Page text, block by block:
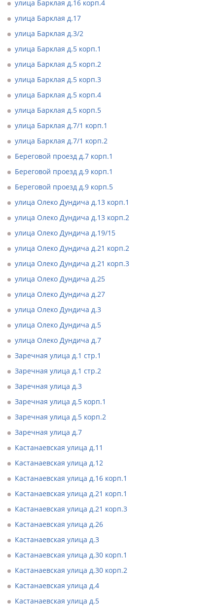
улица Барклая д.16 корп.4
улица Барклая д.17
улица Барклая д.3/2
улица Барклая д.5 корп.1
улица Барклая д.5 корп.2
улица Барклая д.5 корп.3
улица Барклая д.5 корп.4
улица Барклая д.5 корп.5
улица Барклая д.7/1 корп.1
улица Барклая д.7/1 корп.2
Береговой проезд д.7 корп.1
Береговой проезд д.9 корп.1
Береговой проезд д.9 корп.5
улица Олеко Дундича д.13 корп.1
улица Олеко Дундича д.13 корп.2
улица Олеко Дундича д.19/15
улица Олеко Дундича д.21 корп.2
улица Олеко Дундича д.21 корп.3
улица Олеко Дундича д.25
улица Олеко Дундича д.27
улица Олеко Дундича д.3
улица Олеко Дундича д.5
улица Олеко Дундича д.7
Заречная улица д.1 стр.1
Заречная улица д.1 стр.2
Заречная улица д.3
Заречная улица д.5 корп.1
Заречная улица д.5 корп.2
Заречная улица д.7
Кастанаевская улица д.11
Кастанаевская улица д.12
Кастанаевская улица д.16 корп.1
Кастанаевская улица д.21 корп.1
Кастанаевская улица д.21 корп.3
Кастанаевская улица д.26
Кастанаевская улица д.3
Кастанаевская улица д.30 корп.1
Кастанаевская улица д.30 корп.2
Кастанаевская улица д.4
Кастанаевская улица д.5